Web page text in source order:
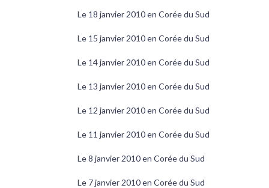
Le 18 janvier 2010 en Corée du Sud
Le 15 janvier 2010 en Corée du Sud
Le 14 janvier 2010 en Corée du Sud
Le 13 janvier 2010 en Corée du Sud
Le 12 janvier 2010 en Corée du Sud
Le 11 janvier 2010 en Corée du Sud
Le 8 janvier 2010 en Corée du Sud
Le 7 janvier 2010 en Corée du Sud